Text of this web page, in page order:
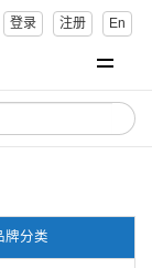
登录 注册 En
牌分类